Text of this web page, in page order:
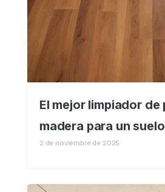
El mejor limpiador de
madera para un
2 de noviembre de 2025